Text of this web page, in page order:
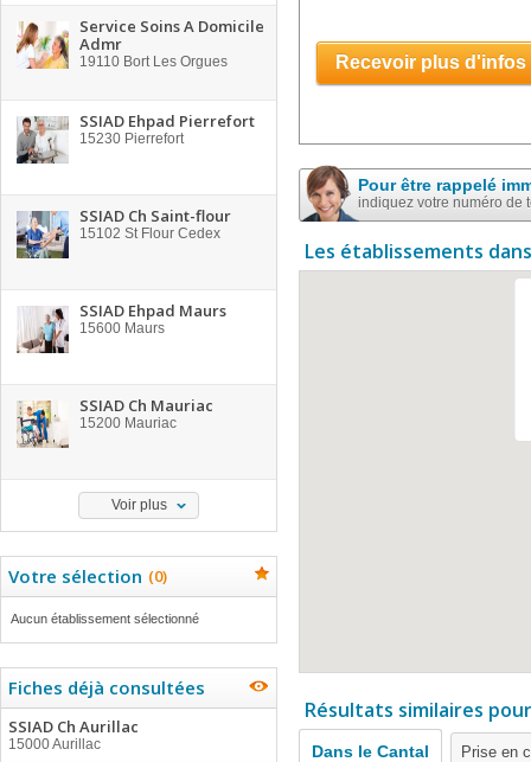
Service Soins A Domicile
Admr
19110 Bort Les Orgues
SSIAD Ehpad Pierrefort
15230 Pierrefort
SSIAD Ch Saint-flour
15102 St Flour Cedex
SSIAD Ehpad Maurs
15600 Maurs
SSIAD Ch Mauriac
15200 Mauriac
Voir plus
Votre sélection (0)
Aucun établissement sélectionné
Fiches déjà consultées
SSIAD Ch Aurillac
15000 Aurillac
Recevoir plus d'infos
Pour être rappelé
indiquez votre numéro de
Les établissements
Résultats similaires
Dans le Cantal Prise en